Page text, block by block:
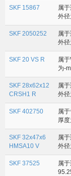
SKF 15867
属
外
SKF 2050252
属
外
SKF 20 VS R
属
为-
SKF 28x62x12
CRSH1 R
属
外
SKF 402750
属
厚
SKF 32x47x6
HMSA10 V
属
外
SKF 37525
属